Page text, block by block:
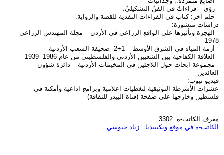
- رؤى – قراءاتٌ في الفنِّ التشكيليِّ.
- حلم آخر: كتاب في القراءات النقدية للقصة والرواية.
دراسات منشورة:
- الهجرة وتأثيرها على الواقع الزراعي في الأردن – مجلة المهندس الزراعي
1978
- أزمة المياه في الشرق الأوسط – 1+2- صحيفة الشعب الأردنية
- العلاقة الكفاحية بين الشعبين الأردني والفلسطيني من عام 1986 -1939
- مجموعة ابحاث حول اللاجئين في المخيمات الأردنية – دائرة شؤون
العائدين
فيديو تيوب:
عشرات الأشرطة التوثيقية لتغطيات اعلامية وبرامج اذاعية وأمكنة في
فلسطين وخارجها على صفحة (قناة البيدر للثقافة)
معرف الكاتب-ة: 3302
الكاتب-ة في موقع ويكيبيديا : زياد جيوسي